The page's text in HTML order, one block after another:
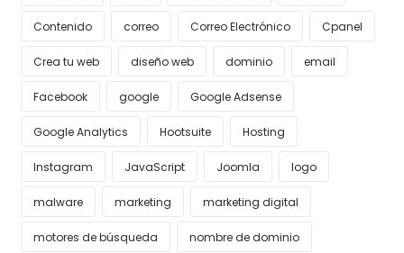
Contenido correo Correo Electrónico Cpanel
Crea tu web diseño web dominio email
Facebook google Google Adsense
Google Analytics Hootsuite Hosting
Instagram JavaScript Joomla logo
malware marketing marketing digital
motores de búsqueda nombre de dominio